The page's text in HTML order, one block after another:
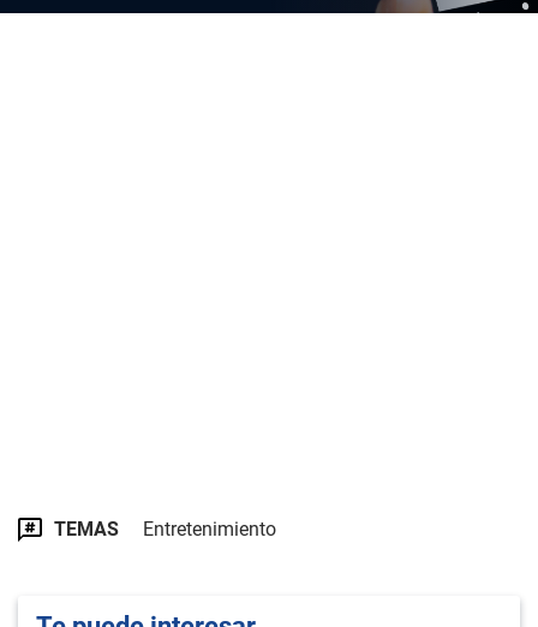
TEMAS Entretenimiento